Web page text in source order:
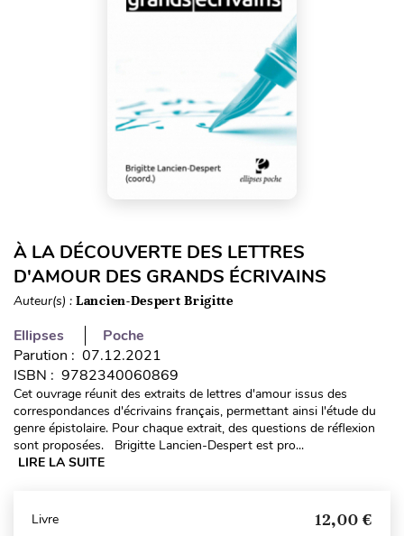
À LA DÉCOUVERTE DES LETTRES
D'AMOUR DES GRANDS ÉCRIVAINS
Auteur(s) : Lancien-Despert Brigitte
Ellipses
Poche
Parution : 07.12.2021
ISBN : 9782340060869
Cet ouvrage réunit des extraits de lettres d'amour issus des
correspondances d'écrivains français, permettant ainsi l'étude du
genre épistolaire. Pour chaque extrait, des questions de réflexion
sont proposées. Brigitte Lancien-Despert est pro...
LIRE LA SUITE
Livre 12,00 €